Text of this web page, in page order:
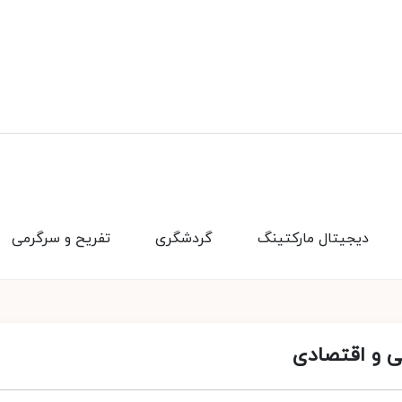
تفریح و سرگرمی گردشگری دیجیتال مارکتینگ
و اقتصادی